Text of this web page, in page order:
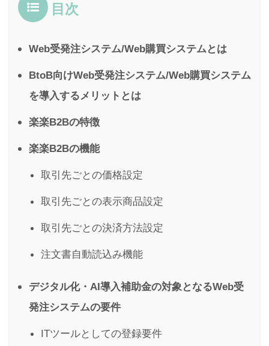
目次
Web受発注システム/Web購買システムとは
BtoB向けWeb受発注システム/Web購買システム
を導入するメリットとは
楽楽B2Bの特徴
楽楽B2Bの機能
取引先ごとの価格設定
取引先ごとの表示商品設定
取引先ごとの決済方法設定
注文書自動読込み機能
デジタル化・AI導入補助金の対象となるWeb受
発注システムの要件
ITツールとしての登録要件